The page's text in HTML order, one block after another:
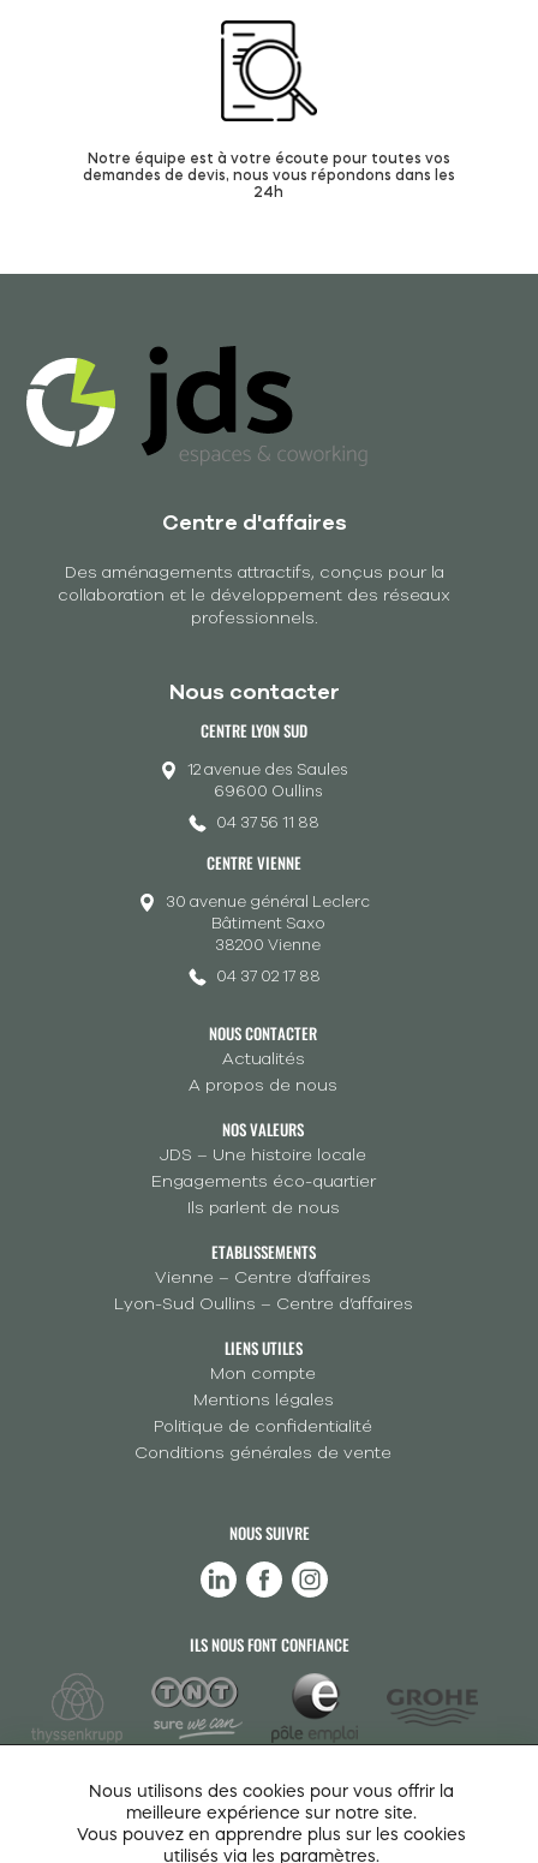
Notre équipe est à votre écoute pour toutes vos
demandes de devis, nous vous répondons dans les
24h
Centre d'affaires
Des aménagements attractifs, conçus pour la
collaboration et le développement des réseaux
professionnels.
Nous contacter
CENTRE LYON SUD
12 avenue des Saules
69600 Oullins
04 37 56 11 88
CENTRE VIENNE
30 avenue général Leclerc
Bâtiment Saxo
38200 Vienne
04 37 02 17 88
NOUS CONTACTER
Actualités
A propos de nous
NOS VALEURS
JDS – Une histoire locale
Engagements éco-quartier
Ils parlent de nous
ETABLISSEMENTS
Vienne – Centre d’affaires
Lyon-Sud Oullins – Centre d’affaires
LIENS UTILES
Mon compte
Mentions légales
Politique de confidentialité
Conditions générales de vente
NOUS SUIVRE
ILS NOUS FONT CONFIANCE
Nous utilisons des cookies pour vous offrir la
meilleure expérience sur notre site.
Vous pouvez en apprendre plus sur les cookies
utilisés via les paramètres.